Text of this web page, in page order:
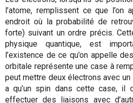
l’atome, remplissent ce que l’on
endroit où la probabilité de
forte) suivant un ordre précis.
physique quantique, est
l’existence de ce qu’on appelle
orbitale représente une case à
peut mettre deux électrons avec un
a qu’un spin dans cette case, il
effectuer des liaisons avec